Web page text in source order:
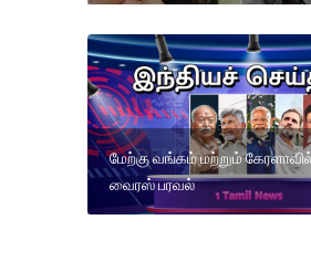
மேற்கு வங்கம் மற்றும் கேரளாவில்
வைரஸ் பரவல்